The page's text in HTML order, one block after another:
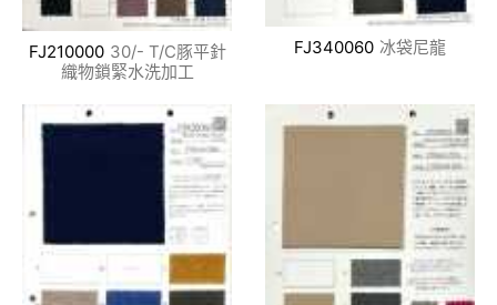
FJ210000 30/- T/C豚平針
織物鎖緊水洗加工
FJ340060 冰袋尼龍